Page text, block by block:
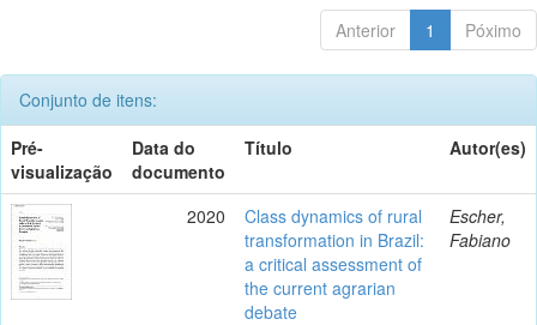
Anterior 1 Póximo
Conjunto de itens:
Pré-
visualização
Data do
documento
Título Autor(es)
2020
Class dynamics of rural
transformation in Brazil:
a critical assessment of
the current agrarian
debate
Escher,
Fabiano